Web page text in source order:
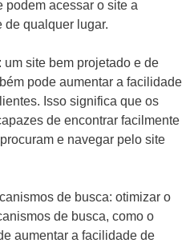
podem acessar o site a
de qualquer lugar.
site bem projetado e de
pode aumentar a facilidade
Isso significa que os
de encontrar facilmente
e navegar pelo site
de busca: otimizar o
de busca, como o
aumentar a facilidade de